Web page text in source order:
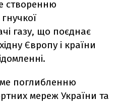
створенню
газу, що поєднає
Європу і країни
поглибленню
мереж України та